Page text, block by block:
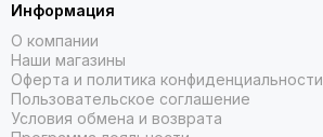
Информация
О компании
Наши магазины
Оферта и политика конфиденциальности
Пользовательское соглашение
Условия обмена и возврата